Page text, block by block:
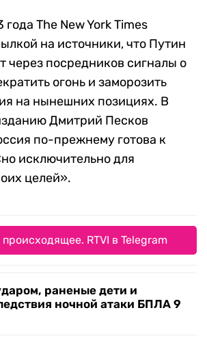
The New York Times
на источники, что Путин
через посредников сигналы о
огонь и заморозить
на нынешних позициях. В
Дмитрий Песков
по-прежнему готова к
исключительно для
целей».
RTVI в Telegram
раненые дети и
ночной атаки БПЛА 9